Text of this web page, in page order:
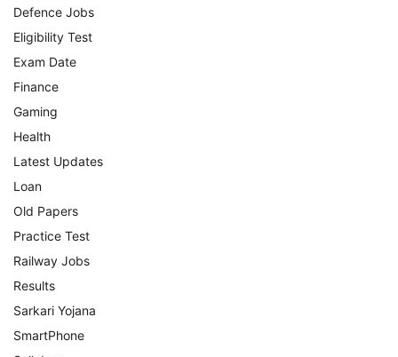
Defence Jobs
Eligibility Test
Exam Date
Finance
Gaming
Health
Latest Updates
Loan
Old Papers
Practice Test
Railway Jobs
Results
Sarkari Yojana
SmartPhone